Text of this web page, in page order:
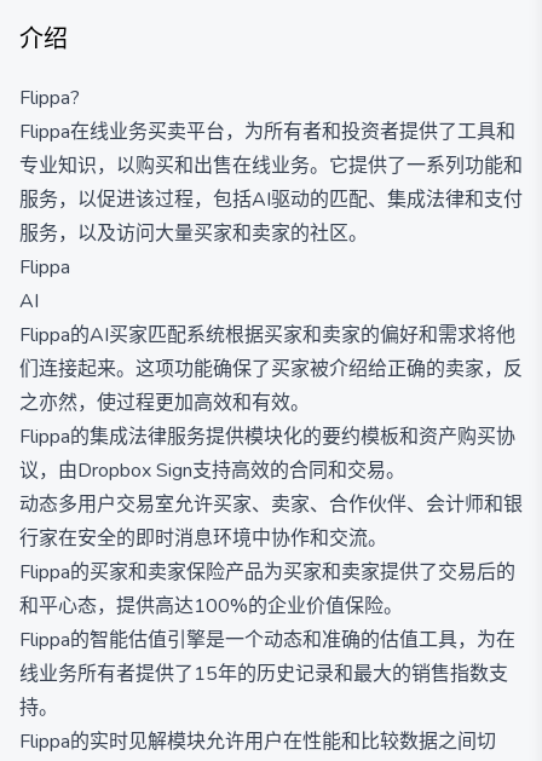
介绍
Flippa?
Flippa在线业务买卖平台，为所有者和投资者提供了工具和
专业知识，以购买和出售在线业务。它提供了一系列功能和
服务，以促进该过程，包括AI驱动的匹配、集成法律和支付
服务，以及访问大量买家和卖家的社区。
Flippa
AI
Flippa的AI买家匹配系统根据买家和卖家的偏好和需求将他
们连接起来。这项功能确保了买家被介绍给正确的卖家，反
之亦然，使过程更加高效和有效。
Flippa的集成法律服务提供模块化的要约模板和资产购买协
议，由Dropbox Sign支持高效的合同和交易。
动态多用户交易室允许买家、卖家、合作伙伴、会计师和银
行家在安全的即时消息环境中协作和交流。
Flippa的买家和卖家保险产品为买家和卖家提供了交易后的
和平心态，提供高达100%的企业价值保险。
Flippa的智能估值引擎是一个动态和准确的估值工具，为在
线业务所有者提供了15年的历史记录和最大的销售指数支
持。
Flippa的实时见解模块允许用户在性能和比较数据之间切